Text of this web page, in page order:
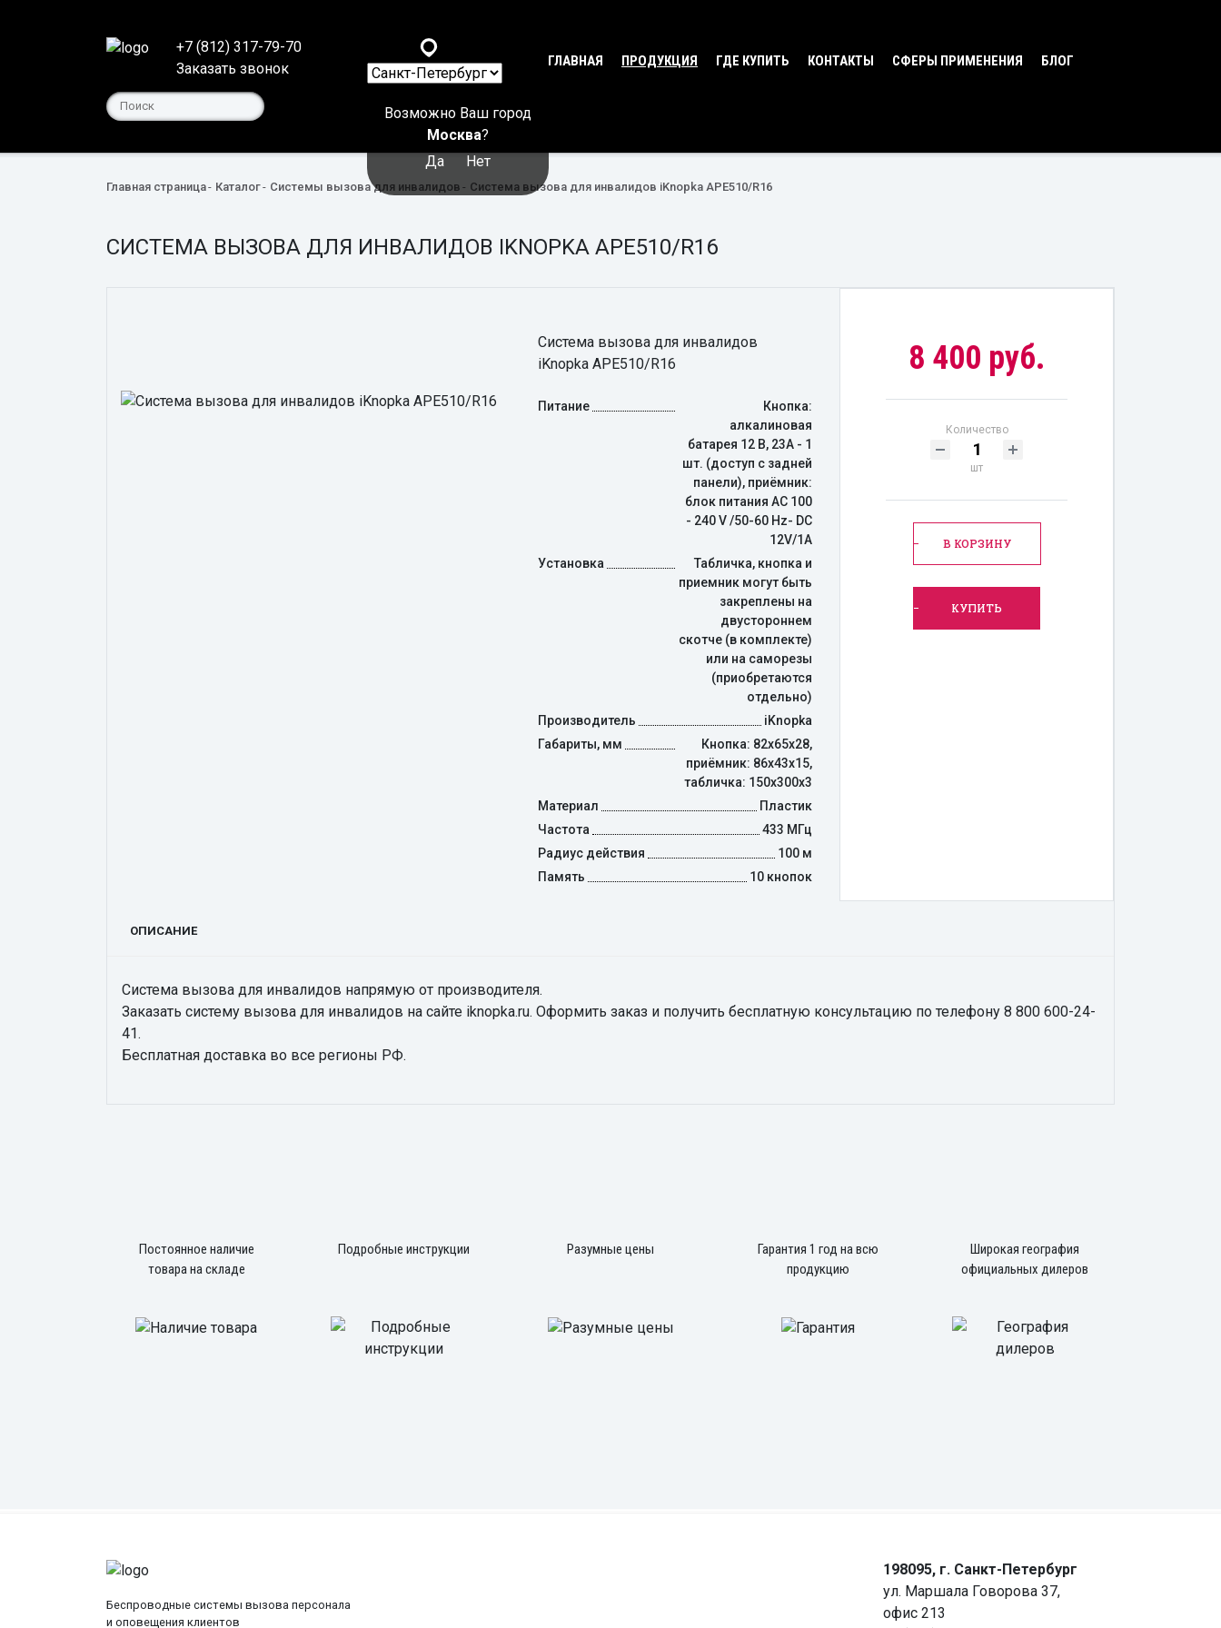
+7 (812) 317-79-70
Заказать звонок
Возможно Ваш город
Москва?
Да
Нет
ГЛАВНАЯ ПРОДУКЦИЯ ГДЕ КУПИТЬ КОНТАКТЫ СФЕРЫ ПРИМЕНЕНИЯ БЛОГ
Главная страница Каталог Системы вызова для инвалидов Система вызова для инвалидов iKnopka APE510/R16
СИСТЕМА ВЫЗОВА ДЛЯ ИНВАЛИДОВ IKNOPKA APE510/R16
8 400 руб.
Количество
шт
В КОРЗИНУ
КУПИТЬ
Система вызова для инвалидов
iKnopka APE510/R16
Питание
Кнопка:
алкалиновая
батарея 12 В, 23A - 1
шт. (доступ с задней
панели), приёмник:
блок питания AC 100
- 240 V /50-60 Hz- DC
12V/1A
Установка
Табличка, кнопка и
приемник могут быть
закреплены на
двустороннем
скотче (в комплекте)
или на саморезы
(приобретаются
отдельно)
Производитель
iKnopka
Габариты, мм
Кнопка: 82x65x28,
приёмник: 86x43x15,
табличка: 150х300х3
Материал
Пластик
Частота
433 МГц
Радиус действия
100 м
Память
10 кнопок
ОПИСАНИЕ
Система вызова для инвалидов напрямую от производителя.
Заказать систему вызова для инвалидов на сайте iknopka.ru. Оформить заказ и получить бесплатную консультацию по телефону 8 800 600-24-
41.
Бесплатная доставка во все регионы РФ.
Постоянное наличие
товара на складе
Подробные инструкции Разумные цены
Гарантия 1 год на всю
продукцию
Широкая география
официальных дилеров
Беспроводные системы вызова персонала
и оповещения клиентов
198095, г. Санкт-Петербург
ул. Маршала Говорова 37,
офис 213